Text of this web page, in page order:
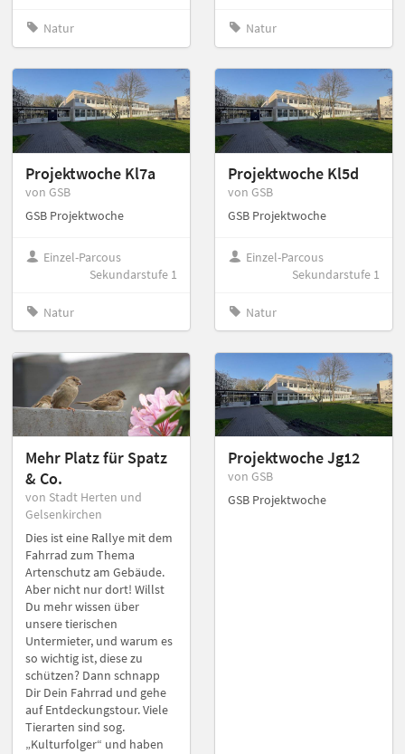
Natur Natur
Projektwoche Kl7a
von GSB
GSB Projektwoche
Einzel-Parcous
Sekundarstufe 1
Natur
Projektwoche Kl5d
von GSB
GSB Projektwoche
Einzel-Parcous
Sekundarstufe 1
Natur
Mehr Platz für Spatz
& Co.
von Stadt Herten und
Gelsenkirchen
Dies ist eine Rallye mit dem
Fahrrad zum Thema
Artenschutz am Gebäude.
Aber nicht nur dort! Willst
Du mehr wissen über
unsere tierischen
Untermieter, und warum es
so wichtig ist, diese zu
schützen? Dann schnapp
Dir Dein Fahrrad und gehe
auf Entdeckungstour. Viele
Tierarten sind sog.
„Kulturfolger“ und haben
Projektwoche Jg12
von GSB
GSB Projektwoche